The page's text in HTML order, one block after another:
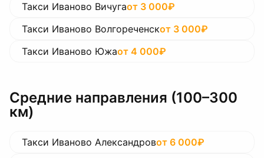
Такси Иваново Вичугаот 3 000₽
Такси Иваново Волгореченскот 3 000₽
Такси Иваново Южаот 4 000₽
Средние направления (100–300
км)
Такси Иваново Александровот 6 000₽